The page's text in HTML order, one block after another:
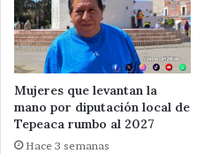
Mujeres que levantan la
mano por diputación local de
Tepeaca rumbo al 2027
Hace 3 semanas